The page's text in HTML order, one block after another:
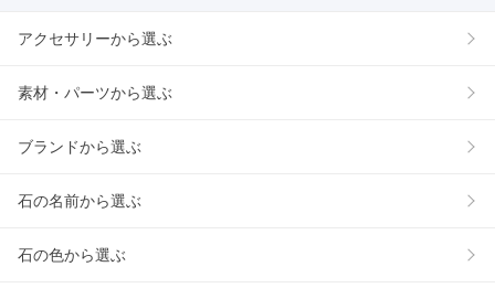
アクセサリーから選ぶ
素材・パーツから選ぶ
ブランドから選ぶ
石の名前から選ぶ
石の色から選ぶ